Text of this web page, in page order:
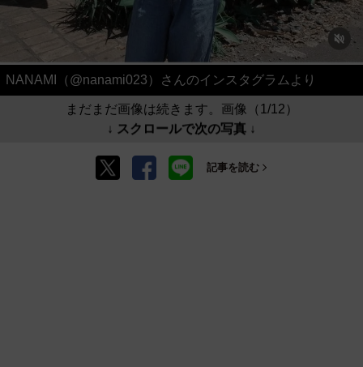
NANAMI（@nanami023）さんのインスタグラムより
まだまだ画像は続きます。画像（1/12）
↓ スクロールで次の写真 ↓
記事を読む